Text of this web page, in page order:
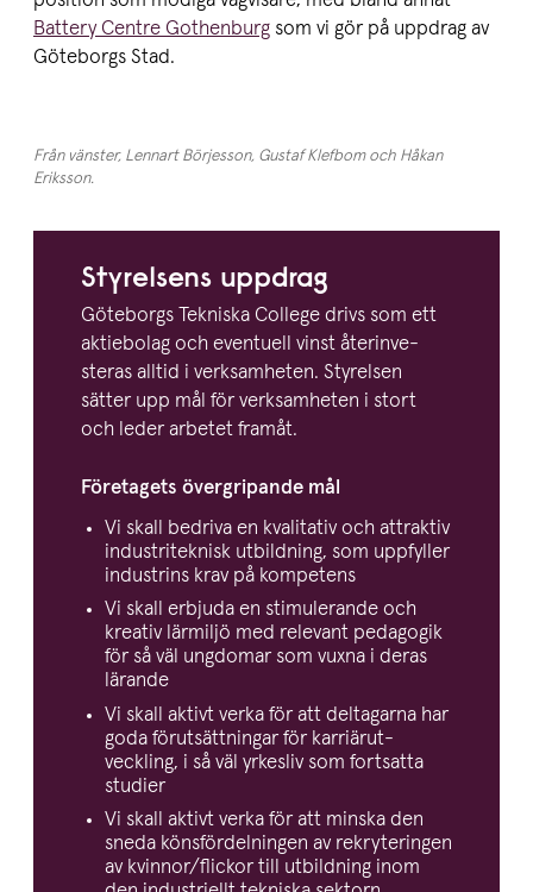
Battery Centre Gothenburg som vi gör på uppdrag av
Göteborgs Stad.
Från vänster, Lennart Börjesson, Gustaf Klefbom och Håkan
Eriksson.
Styrelsens uppdrag
Göteborgs Tekniska College drivs som ett
aktiebolag och eventuell vinst återin­ve­
steras alltid i verksam­heten. Styrelsen
sätter upp mål för verksam­heten i stort
och leder arbetet framåt.
Företagets övergri­pande mål
Vi skall bedriva en kvalitativ och attraktiv
industri­teknisk utbildning, som uppfyller
industrins krav på kompetens
Vi skall erbjuda en stimu­le­rande och
kreativ lärmiljö med relevant pedagogik
för så väl ungdomar som vuxna i deras
lärande
Vi skall aktivt verka för att deltagarna har
goda förut­sätt­ningar för karriär­ut­
veckling, i så väl yrkesliv som fortsatta
studier
Vi skall aktivt verka för att minska den
sneda könsför­del­ningen av rekry­te­ringen
av kvinnor/​flickor till utbildning inom